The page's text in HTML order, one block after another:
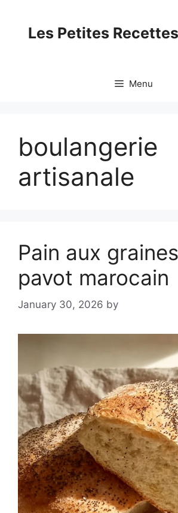
contentLes Petites
Menu
boulangerie
artisanale
Pain aux
pavot marocain
January 30, 2026 by